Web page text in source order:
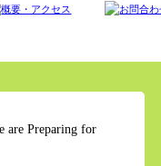
are Preparing for